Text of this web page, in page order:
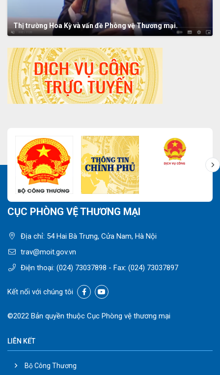
Thị trường Hoa Kỳ và vấn đề Phòng vệ Thương mại.
CỤC PHÒNG VỆ THƯƠNG MẠI
Địa chỉ: 54 Hai Bà Trưng, Cửa Nam, Hà Nội
trav@moit.gov.vn
Điện thoại: (024) 73037898 - Fax: (024) 73037897
Kết nối với chúng tôi
©2022 Bản quyền thuộc Cục Phòng vệ thương mại
LIÊN KẾT
Bộ Công Thương